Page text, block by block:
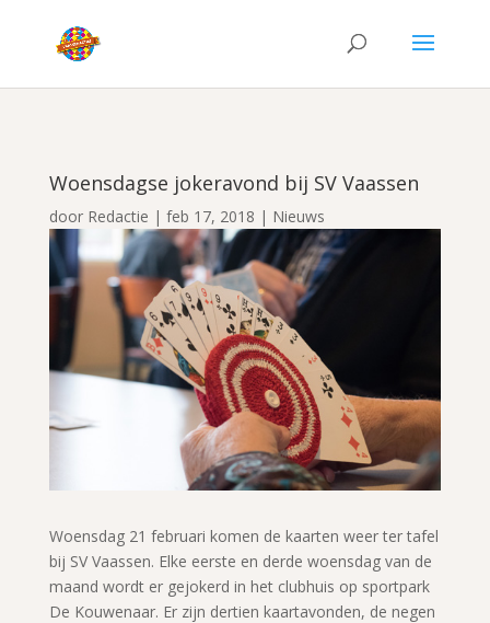
Woensdagse jokeravond bij SV Vaassen
door Redactie | feb 17, 2018 | Nieuws
Woensdag 21 februari komen de kaarten weer ter tafel
bij SV Vaassen. Elke eerste en derde woensdag van de
maand wordt er gejokerd in het clubhuis op sportpark
De Kouwenaar. Er zijn dertien kaartavonden, de negen